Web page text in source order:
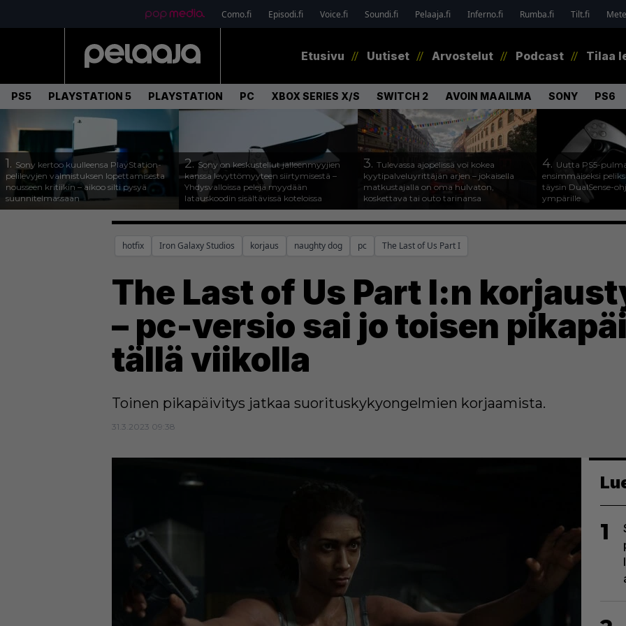
Como.fi Episodi.fi Voice.fi Soundi.fi Pelaaja.fi Inferno.fi Rumba.fi Tilt.fi
Etusivu Uutiset Arvostelut Podcast Tilaa
PS5 PLAYSTATION 5 PLAYSTATION PC XBOX SERIES X/S SWITCH 2 AVOIN MAAILMA SONY PS6
1. Sony kertoo kuulleensa PlayStation-
pelilevyjen valmistuksen lopettamisesta
nousseen kritiikin – aikoo silti pysyä
suunnitelmassaan
2.Sony on keskustellut jälleenmyyjien
kanssa levyttömyyteen siirtymisestä –
Yhdysvalloissa pelejä myydään
latauskoodin sisältävissä koteloissa
3. Tulevassa ajopelissä voi kokea
kyytipalveluyrittäjän arjen – jokaisella
matkustajalla on oma hulvaton,
koskettava tai outo tarinansa
4. Uutta PS5-
ensimmäiseksi
täysin DualSense-
ympärille
hotfix Iron Galaxy Studios korjaus naughty dog pc The Last of Us Part I
The Last of Us Part I:n
– pc-versio sai jo toisen
tällä viikolla
Toinen pikapäivitys jatkaa suorituskykyongelmien korjaamista.
31.3.2023 09:38
1